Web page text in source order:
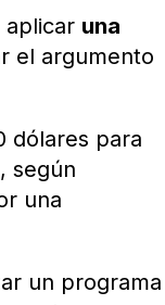
aplicar una
el argumento
dólares para
según
una
un programa